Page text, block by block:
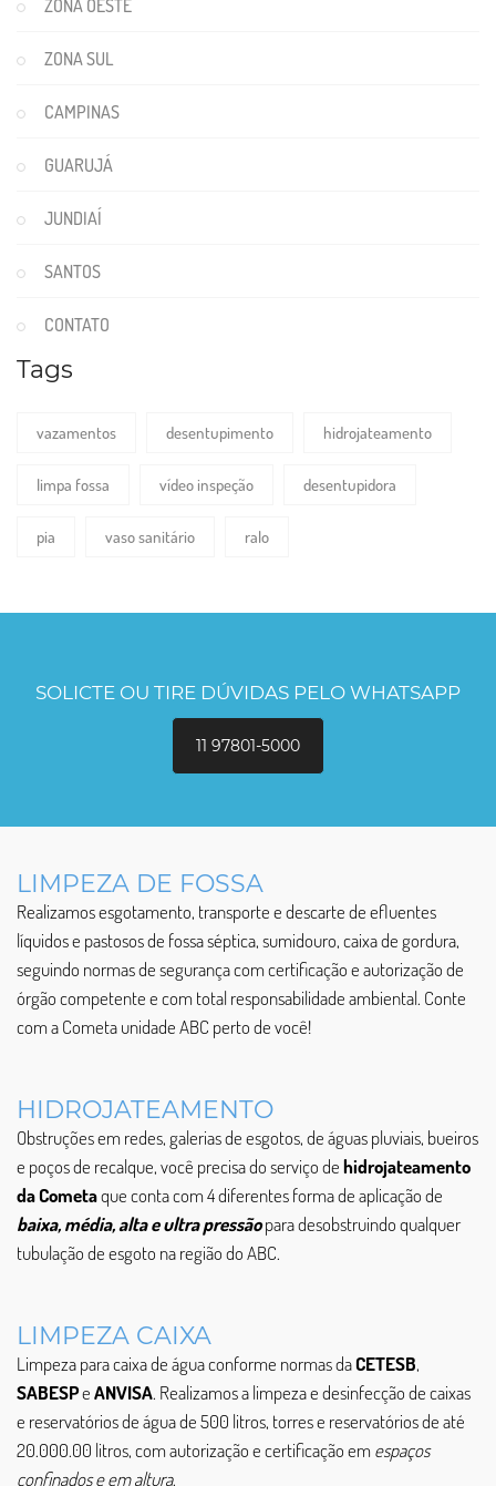
ZONA OESTE
ZONA SUL
CAMPINAS
GUARUJÁ
JUNDIAÍ
SANTOS
CONTATO
Tags
vazamentos desentupimento hidrojateamento
limpa fossa vídeo inspeção desentupidora
pia vaso sanitário ralo
SOLICTE OU TIRE DÚVIDAS PELO WHATSAPP
11 97801-5000
LIMPEZA DE FOSSA
Realizamos esgotamento, transporte e descarte de efluentes
líquidos e pastosos de fossa séptica, sumidouro, caixa de gordura,
seguindo normas de segurança com certificação e autorização de
órgão competente e com total responsabilidade ambiental. Conte
com a Cometa unidade ABC perto de você!
HIDROJATEAMENTO
Obstruções em redes, galerias de esgotos, de águas pluviais, bueiros
e poços de recalque, você precisa do serviço dehidrojateamento
da Cometaque conta com 4 diferentes forma de aplicação de
baixa, média, alta e ultra pressãopara desobstruindo qualquer
tubulação de esgoto na região do ABC.
LIMPEZA CAIXA
Limpeza para caixa de água conforme normas daCETESB,
SABESPeANVISA. Realizamos a limpeza e desinfecção de caixas
e reservatórios de água de 500 litros, torres e reservatórios de até
20.000.00 litros, com autorização e certificação emespaços
confinados e em altura.